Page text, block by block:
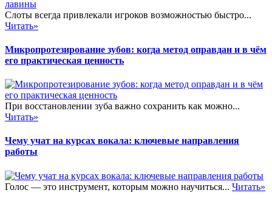
Слоты всегда привлекали игроков возможностью быстро...
Читать»
Микропротезирование зубов: когда метод оправдан и в чём
его практическая ценность
При восстановлении зуба важно сохранить как можно...
Читать»
Чему учат на курсах вокала: ключевые направления
работы
Голос — это инструмент, которым можно научиться... Читать»